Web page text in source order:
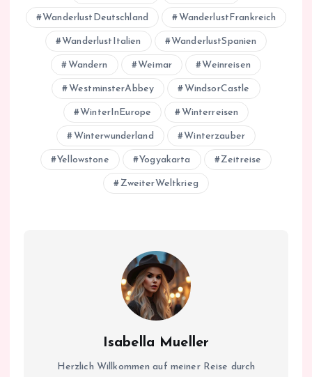
WanderlustDeutschland WanderlustFrankreich
WanderlustItalien WanderlustSpanien
Wandern Weimar Weinreisen
WestminsterAbbey WindsorCastle
WinterInEurope Winterreisen
Winterwunderland Winterzauber
Yellowstone Yogyakarta Zeitreise
ZweiterWeltkrieg
Isabella Mueller
Herzlich Willkommen auf meiner Reise durch